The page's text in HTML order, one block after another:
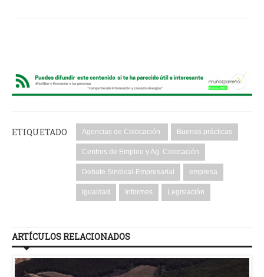
ETIQUETADO Agencias de Colocación. Buenas prácticas
Centros de Empleo y Ag. Colocación
Debate Sindical-Empresarial empresa
Igualdad Informes Legislación
ARTÍCULOS RELACIONADOS